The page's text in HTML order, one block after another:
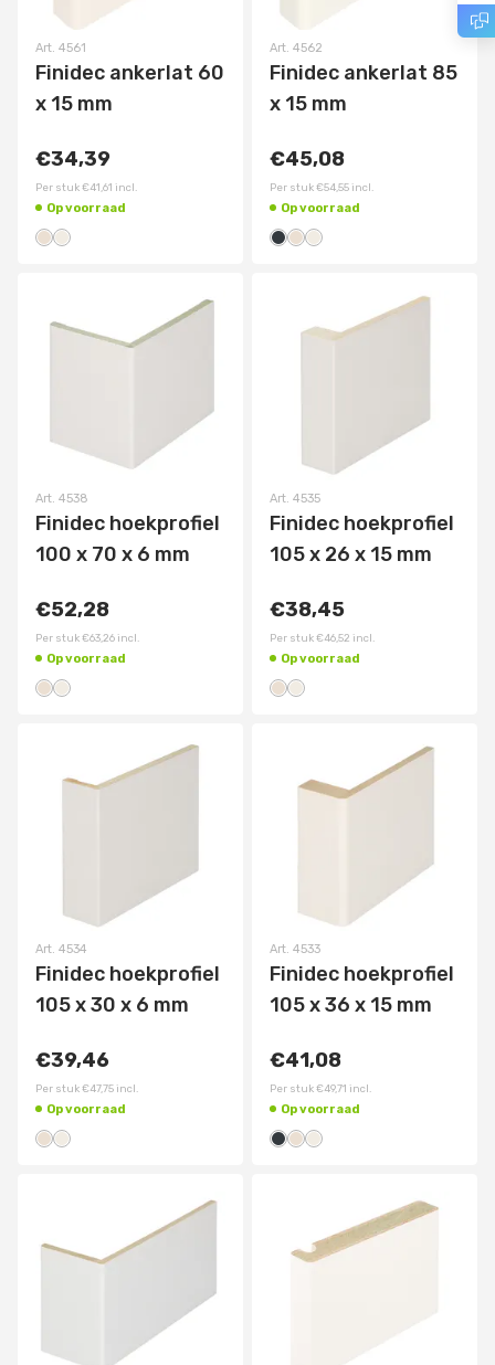
Art. 4561
Finidec ankerlat 60
x 15 mm
€34,39
Per stuk€41,61 incl.
Op voorraad
Art. 4562
Finidec ankerlat 85
x 15 mm
€45,08
Per stuk€54,55 incl.
Op voorraad
Art. 4538
Finidec hoekprofiel
100 x 70 x 6 mm
€52,28
Per stuk€63,26 incl.
Op voorraad
Art. 4535
Finidec hoekprofiel
105 x 26 x 15 mm
€38,45
Per stuk€46,52 incl.
Op voorraad
Art. 4534
Finidec hoekprofiel
105 x 30 x 6 mm
€39,46
Per stuk€47,75 incl.
Op voorraad
Art. 4533
Finidec hoekprofiel
105 x 36 x 15 mm
€41,08
Per stuk€49,71 incl.
Op voorraad